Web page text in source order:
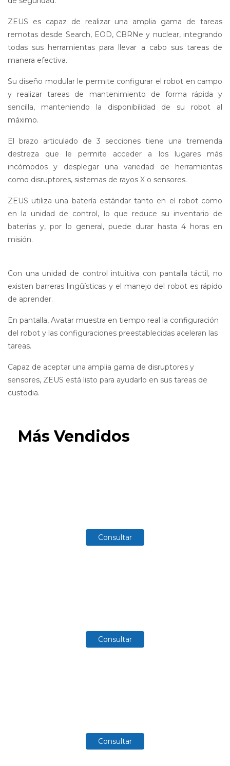
ZEUS es capaz de realizar una amplia gama de tareas
remotas desde Search, EOD, CBRNe y nuclear, integrando
todas sus herramientas para llevar a cabo sus tareas de
manera efectiva.
Su diseño modular le permite configurar el robot en campo
y realizar tareas de mantenimiento de forma rápida y
sencilla, manteniendo la disponibilidad de su robot al
máximo.
El brazo articulado de 3 secciones tiene una tremenda
destreza que le permite acceder a los lugares más
incómodos y desplegar una variedad de herramientas
como disruptores, sistemas de rayos X o sensores.
ZEUS utiliza una batería estándar tanto en el robot como
en la unidad de control, lo que reduce su inventario de
baterías y, por lo general, puede durar hasta 4 horas en
misión.
Con una unidad de control intuitiva con pantalla táctil, no
existen barreras lingüísticas y el manejo del robot es rápido
de aprender.
En pantalla, Avatar muestra en tiempo real la configuración
del robot y las configuraciones preestablecidas aceleran las
tareas.
Capaz de aceptar una amplia gama de disruptores y
sensores, ZEUS está listo para ayudarlo en sus tareas de
custodia.
Más Vendidos
Consultar
Consultar
Consultar